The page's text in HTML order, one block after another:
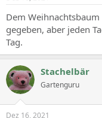
Dem
gegeben, aber jeden
Tag.
Stachelbär
Gartenguru
Dez 16, 2021